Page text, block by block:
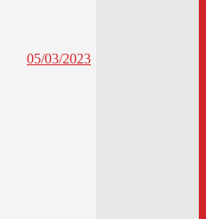
05/03/2023